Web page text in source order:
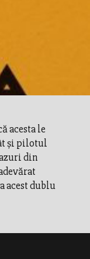
acesta le
şi pilotul
din
acest dublu